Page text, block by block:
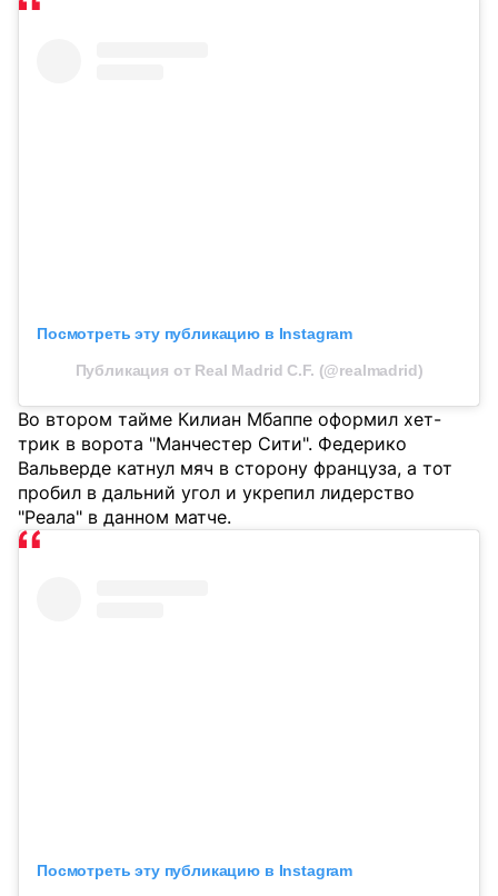
Посмотреть эту публикацию в Instagram
Публикация от Real Madrid C.F. (@realmadrid)
Во втором тайме Килиан Мбаппе оформил хет-
трик в ворота "Манчестер Сити". Федерико
Вальверде катнул мяч в сторону француза, а тот
пробил в дальний угол и укрепил лидерство
"Реала" в данном матче.
Посмотреть эту публикацию в Instagram